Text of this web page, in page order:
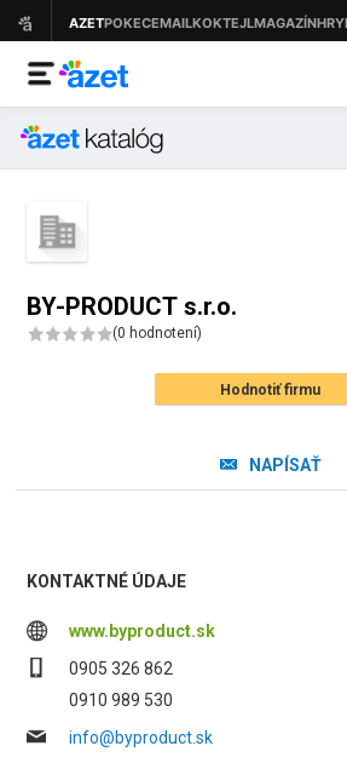
BY-PRODUCT s.r.o.
(0 hodnotení)
Hodnotiť firmu
NAPÍSAŤ
KONTAKTNÉ ÚDAJE
www.byproduct.sk
0905 326 862
0910 989 530
info@byproduct.sk